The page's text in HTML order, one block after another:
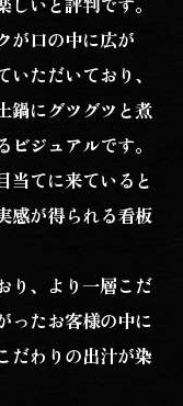
が口の中に広が
ただいており、
鍋にグツグツと煮
ジュアルです。
当てに来ていると
感が得られる看板
り、より一層こだ
ったお客様の中に
だわりの出汁が染